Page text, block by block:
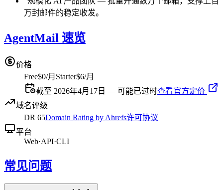
万封邮件的稳定收发。
AgentMail 速览
价格
Free$0/月 Starter$6/月
截至 2026年4月17日 — 可能已过时查看官方定价
域名评级
DR 65Domain Rating by Ahrefs许可协议
平台
Web·API·CLI
常见问题